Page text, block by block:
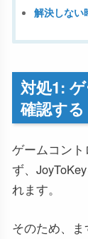
解決しない
対処1:
確認する
ゲームコン
ず、
れます。
そのため、